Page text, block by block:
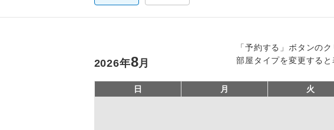
「予約する」ボタンの
部屋タイプを変更すると
2026年8月
日 月 火